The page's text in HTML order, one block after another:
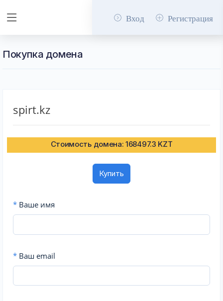
Вход Регистрация
Покупка домена
spirt.kz
Стоимость домена: 168497.3 KZT
Купить
* Ваше имя
* Ваш email